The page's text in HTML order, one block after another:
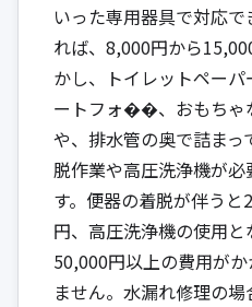
いった専用器具で対応
れば、8,000円から
かし、トイレットペー
ートフォ��、おもちゃ
や、排水管の奥で詰ま
脱作業や高圧洗浄機が
す。便器の着脱が伴う
円、高圧洗浄機の使用
50,000円以上の費用が
ません。水漏れ修理の